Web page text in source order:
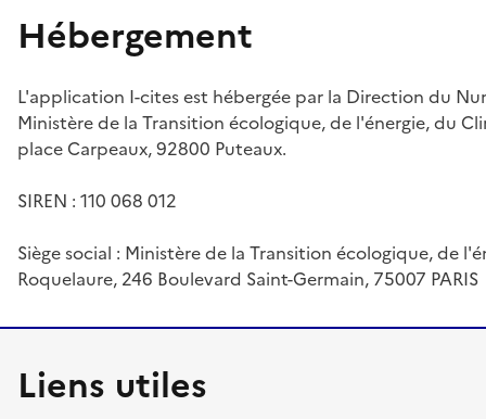
Hébergement
L'application I-cites est hébergée par la Direction du
Ministère de la Transition écologique, de l'énergie, du
place Carpeaux, 92800 Puteaux.
SIREN : 110 068 012
Siège social : Ministère de la Transition écologique, de
Roquelaure, 246 Boulevard Saint-Germain, 75007 PARIS
Liens utiles